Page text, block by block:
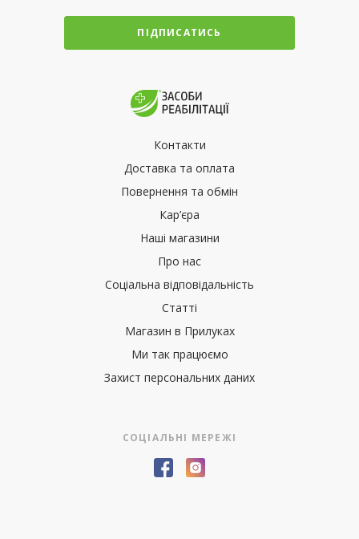
ПІДПИСАТИСЬ
Контакти
Доставка та оплата
Повернення та обмін
Кар’єра
Наші магазини
Про нас
Соціальна відповідальність
Статті
Магазин в Прилуках
Ми так працюємо
Захист персональних даних
СОЦІАЛЬНІ МЕРЕЖІ